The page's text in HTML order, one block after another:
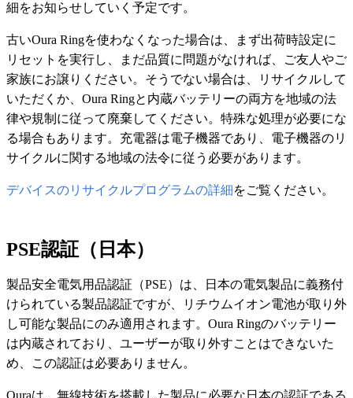
細をお知らせしていく予定です。
古いOura Ringを使わなくなった場合は、まず出荷時設定に
リセットを実行し、まだ品質に問題がなければ、ご友人やご
家族にお譲りください。そうでない場合は、リサイクルして
いただくか、Oura Ringと内蔵バッテリーの両方を地域の法
律や規制に従って廃棄してください。特殊な処理が必要にな
る場合もあります。充電器は電子機器であり、電子機器のリ
サイクルに関する地域の法令に従う必要があります。
デバイスのリサイクルプログラムの詳細をご覧ください。
PSE認証（日本）
製品安全電気用品認証（PSE）は、日本の電気製品に義務付
けられている製品認証ですが、リチウムイオン電池が取り外
し可能な製品にのみ適用されます。Oura Ringのバッテリー
は内蔵されており、ユーザーが取り外すことはできないた
め、この認証は必要ありません。
Ouraは、無線技術を搭載した製品に必要な日本の認証である